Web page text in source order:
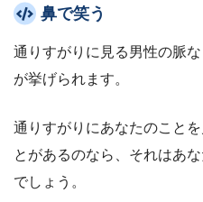
鼻で笑う
通りすがりに見る男性の脈
が挙げられます。
通りすがりにあなたのこと
とがあるのなら、それはあ
でしょう。